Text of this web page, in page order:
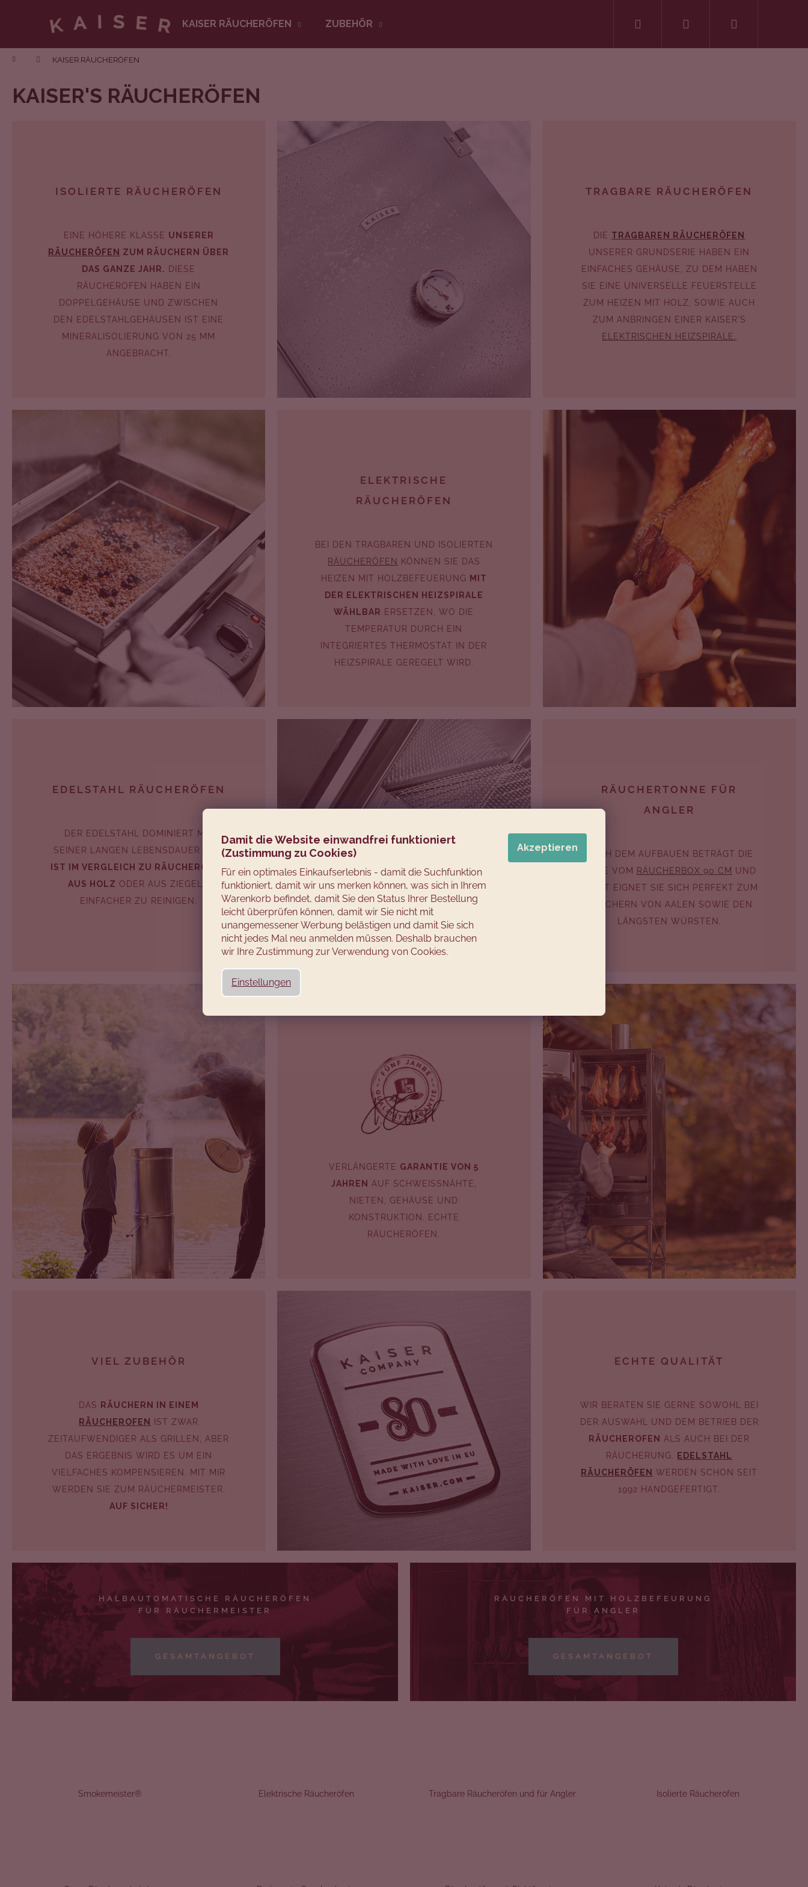
Damit die Website einwandfrei funktioniert
(Zustimmung zu Cookies)
Für ein optimales Einkaufserlebnis - damit die Suchfunktion
funktioniert, damit wir uns merken können, was sich in Ihrem
Warenkorb befindet, damit Sie den Status Ihrer Bestellung
leicht überprüfen können, damit wir Sie nicht mit
unangemessener Werbung belästigen und damit Sie sich
nicht jedes Mal neu anmelden müssen. Deshalb brauchen
wir Ihre Zustimmung zur Verwendung von Cookies.
Einstellungen
Akzeptieren
KAISER RÄUCHERÖFEN ZUBEHÖR
StartseiteKAISER RÄUCHERÖFEN
KAISER'S RÄUCHERÖFEN
ISOLIERTE RÄUCHERÖFEN
EINE HÖHERE KLASSE UNSERER
RÄUCHERÖFEN ZUM RÄUCHERN ÜBER
DAS GANZE JAHR. DIESE
RÄUCHEROFEN HABEN EIN
DOPPELGEHÄUSE UND ZWISCHEN
DEN EDELSTAHLGEHÄUSEN IST EINE
MINERALISOLIERUNG VON 25 MM
ANGEBRACHT.
TRAGBARE RÄUCHERÖFEN
DIE TRAGBAREN RÄUCHERÖFEN
UNSERER GRUNDSERIE HABEN EIN
EINFACHES GEHÄUSE, ZU DEM HABEN
SIE EINE UNIVERSELLE FEUERSTELLE
ZUM HEIZEN MIT HOLZ, SOWIE AUCH
ZUM ANBRINGEN EINER KAISER'S
ELEKTRISCHEN HEIZSPIRALE.
ELEKTRISCHE
RÄUCHERÖFEN
BEI DEN TRAGBAREN UND ISOLIERTEN
RÄUCHERÖFEN
KÖNNEN SIE DAS
HEIZEN MIT HOLZBEFEUERUNG
MIT
DER ELEKTRISCHEN HEIZSPIRALE
WÄHLBAR ERSETZEN, WO DIE
TEMPERATUR DURCH EIN
INTEGRIERTES THERMOSTAT IN DER
HEIZSPIRALE GEREGELT WIRD.
EDELSTAHL RÄUCHERÖFEN
DER EDELSTAHL DOMINIERT MIT
SEINER LANGEN LEBENSDAUER UND
IST IM VERGLEICH ZU RÄUCHERÖFEN
AUS HOLZ ODER AUS ZIEGELN
EINFACHER ZU REINIGEN.
RÄUCHERTONNE FÜR
ANGLER
NACH DEM AUFBAUEN BETRÄGT DIE
HÖHE VOM
RÄUCHERBOX 90 CM UND
SOMIT EIGNET SIE SICH PERFEKT ZUM
RÄUCHERN VON AALEN SOWIE DEN
LÄNGSTEN WÜRSTEN.
VERLÄNGERTE GARANTIE VON 5
JAHREN
AUF SCHWEISSNÄHTE, N
IETEN, GEHÄUSE UND K
ONSTRUKTION. ECHTE R
ÄUCHERÖFEN.
VIEL ZUBEHÖR
DAS
RÄUCHERN IN EINEM
RÄUCHEROFEN
IST ZWAR
ZEITAUFWENDIGER ALS GRILLEN, ABER
DAS ERGEBNIS WIRD ES UM EIN
VIELFACHES KOMPENSIEREN. MIT MIR
WERDEN SIE ZUM RÄUCHERMEISTER.
AUF SICHER!
ECHTE QUALITÄT
WIR BERATEN SIE GERNE SOWOHL BEI
DER AUSWAHL UND DEM BETRIEB DER
RÄUCHEROFEN
ALS AUCH BEI DER
RÄUCHERUNG.
EDELSTAHL
RÄUCHERÖFEN WERDEN SCHON SEIT
1992 HANDGEFERTIGT.
HALBAUTOMATISCHE RÄUCHERÖFEN
FÜR RÄUCHERMEISTER
GESAMTANGEBOT
RÄUCHERÖFEN MIT HOLZBEFEURUNG
FÜR ANGLER
GESAMTANGEBOT
Smokemeister® Elektrische Räucheröfen Tragbare Räucheröfen und für Angler Isolierte Räucheröfen
Zurück
zum
Einkaufen
Wir empfehlen